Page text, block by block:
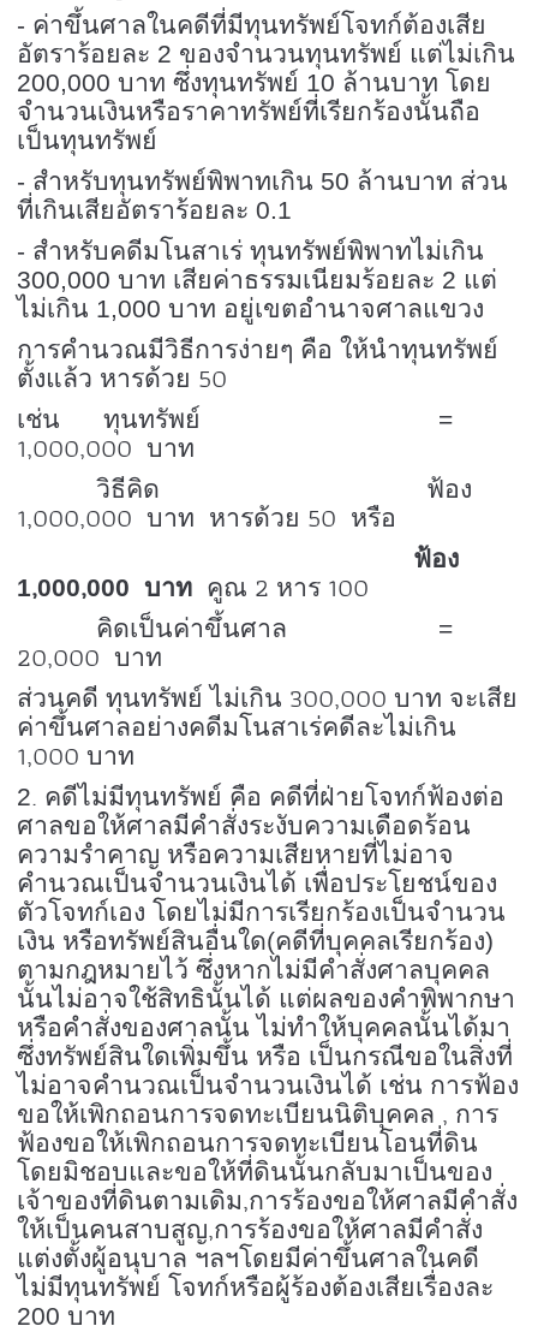
- ค่าขึ้นศาลในคดีที่มีทุนทรัพย์โจทก์ต้องเสีย
อัตราร้อยละ 2 ของจำนวนทุนทรัพย์ แต่ไม่เกิน
200,000 บาท ซึ่งทุนทรัพย์ 10 ล้านบาท โดย
จำนวนเงินหรือราคาทรัพย์ที่เรียกร้องนั้นถือ
เป็นทุนทรัพย์
- สำหรับทุนทรัพย์พิพาทเกิน 50 ล้านบาท ส่วน
ที่เกินเสียอัตราร้อยละ 0.1
- สำหรับคดีมโนสาเร่ ทุนทรัพย์พิพาทไม่เกิน
300,000 บาท เสียค่าธรรมเนียมร้อยละ 2 แต่
ไม่เกิน 1,000 บาท อยู่เขตอำนาจศาลแขวง
การคำนวณมีวิธีการง่ายๆ คือ ให้นำทุนทรัพย์
ตั้งแล้ว หารด้วย 50
เช่น ทุนทรัพย์ =
1,000,000 บาท
วิธีคิด ฟ้อง
1,000,000 บาท หารด้วย 50 หรือ
ฟ้อง
1,000,000 บาท คูณ 2 หาร 100
คิดเป็นค่าขึ้นศาล =
20,000 บาท
ส่วนคดี ทุนทรัพย์ ไม่เกิน 300,000 บาท จะเสีย
ค่าขึ้นศาลอย่างคดีมโนสาเร่คดีละไม่เกิน
1,000 บาท
2. คดีไม่มีทุนทรัพย์ คือ คดีที่ฝ่ายโจทก์ฟ้องต่อ
ศาลขอให้ศาลมีคำสั่งระงับความเดือดร้อน
ความรำคาญ หรือความเสียหายที่ไม่อาจ
คำนวณเป็นจำนวนเงินได้ เพื่อประโยชน์ของ
ตัวโจทก์เอง โดยไม่มีการเรียกร้องเป็นจำนวน
เงิน หรือทรัพย์สินอื่นใด(คดีที่บุคคลเรียกร้อง)
ตามกฎหมายไว้ ซึ่งหากไม่มีคำสั่งศาลบุคคล
นั้นไม่อาจใช้สิทธินั้นได้ แต่ผลของคำพิพากษา
หรือคำสั่งของศาลนั้น ไม่ทำให้บุคคลนั้นได้มา
ซึ่งทรัพย์สินใดเพิ่มขึ้น หรือ เป็นกรณีขอในสิ่งที่
ไม่อาจคำนวณเป็นจำนวนเงินได้ เช่น การฟ้อง
ขอให้เพิกถอนการจดทะเบียนนิติบุคคล , การ
ฟ้องขอให้เพิกถอนการจดทะเบียนโอนที่ดิน
โดยมิชอบและขอให้ที่ดินนั้นกลับมาเป็นของ
เจ้าของที่ดินตามเดิม,การร้องขอให้ศาลมีคำสั่ง
ให้เป็นคนสาบสูญ,การร้องขอให้ศาลมีคำสั่ง
แต่งตั้งผู้อนุบาล ฯลฯโดยมีค่าขึ้นศาลในคดี
ไม่มีทุนทรัพย์ โจทก์หรือผู้ร้องต้องเสียเรื่องละ
200 บาท